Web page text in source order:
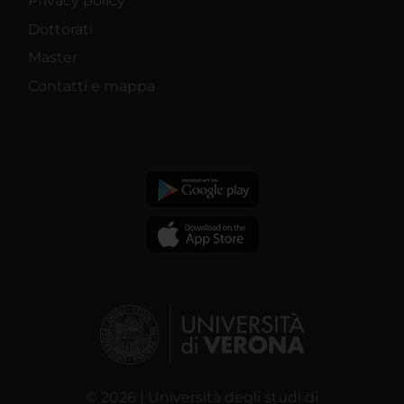
Dottorati
Master
Contatti e mappa
© 2026 | Università degli studi di